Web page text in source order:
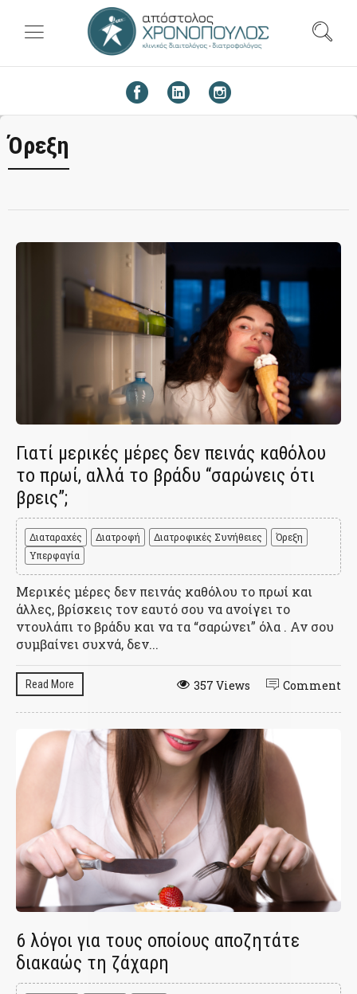
Όρεξη
Γιατί μερικές μέρες δεν πεινάς καθόλου
το πρωί, αλλά το βράδυ “σαρώνεις ότι
βρεις”;
Διαταραχές Διατροφή Διατροφικές Συνήθειες
Όρεξη
Υπερφαγία
Μερικές μέρες δεν πεινάς καθόλου το πρωί και
άλλες, βρίσκεις τον εαυτό σου να ανοίγει το
ντουλάπι το βράδυ και να τα “σαρώνει” όλα . Αν σου
συμβαίνει συχνά, δεν...
Read More Comment
357 Views
6 λόγοι για τους οποίους αποζητάτε
διακαώς τη ζάχαρη